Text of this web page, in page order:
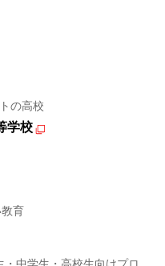
の高校
学校
育
中学生・高校生向けプロ